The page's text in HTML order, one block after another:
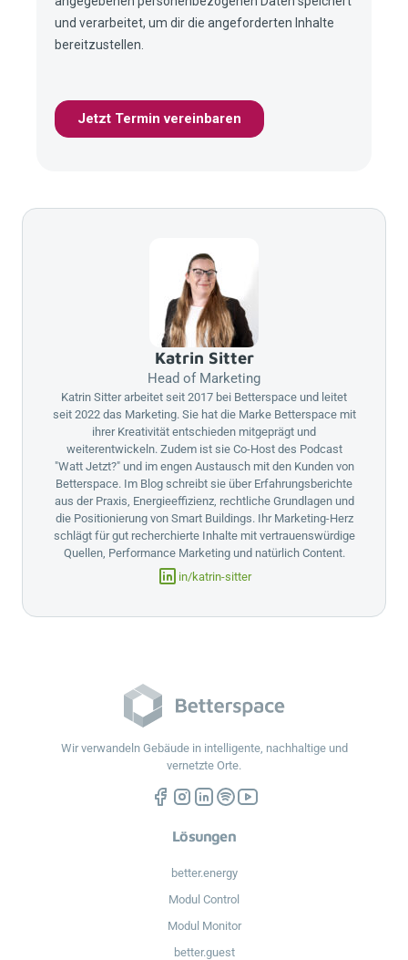
Katrin Sitter
Head of Marketing
Katrin Sitter arbeitet seit 2017 bei Betterspace und leitet
seit 2022 das Marketing. Sie hat die Marke Betterspacemit
ihrer Kreativität entschieden mitgeprägt und
weiterentwickeln. Zudem ist sie Co-Host des Podcast
"Watt Jetzt?" und im engen Austausch mit den Kunden von
Betterspace. Im Blog schreibt sie über Erfahrungsberichte
aus der Praxis, Energieeffizienz, rechtliche Grundlagen und
die Positionierung von Smart Buildings. Ihr Marketing-Herz
schlägt für gut recherchierte Inhalte mit vertrauenswürdige
Quellen, Performance Marketing und natürlich Content.
in/katrin-sitter
Wir verwandeln Gebäude in intelligente, nachhaltige und
vernetzte Orte.
Lösungen
better.energy
Modul Control
Modul Monitor
better.guest